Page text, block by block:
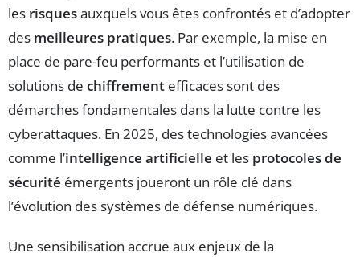
les risquesauxquels vous êtes confrontés et d’adopter
des meilleures pratiques. Par exemple, la mise en
place de pare-feu performants et l’utilisation de
solutions de chiffrement efficaces sont des
démarches fondamentales dans la lutte contre les
cyberattaques. En 2025, des technologies avancées
comme l’intelligence artificielle et les protocoles de
sécurité émergents joueront un rôle clé dans
l’évolution des systèmes de défense numériques.
Une sensibilisation accrue aux enjeux de la